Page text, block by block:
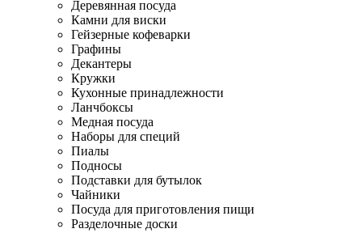
Деревянная посуда
Камни для виски
Гейзерные кофеварки
Графины
Декантеры
Кружки
Кухонные принадлежности
Ланчбоксы
Медная посуда
Наборы для специй
Пиалы
Подносы
Подставки для бутылок
Чайники
Посуда для приготовления пищи
Разделочные доски